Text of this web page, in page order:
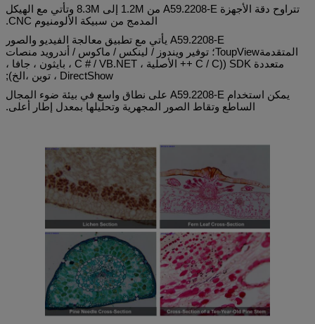
تتراوح دقة الأجهزة A59.2208-E من 1.2M إلى 8.3M وتأتي مع الهيكل
المدمج من سبيكة الألومنيوم CNC.
A59.2208-E يأتي مع تطبيق معالجة الفيديو والصور
المتقدمةToupView؛ توفير ويندوز / لينكس / ماكوس / أندرويد منصات
متعددة SDK ((C / C ++ الأصلية ، C # / VB.NET ، بايثون ، جافا ،
DirectShow ، توين ،
الخ);
يمكن استخدام A59.2208-E على نطاق واسع في بيئة ضوء المجال
الساطع وتقاط الصور المجهرية وتحليلها بمعدل إطار أعلى.